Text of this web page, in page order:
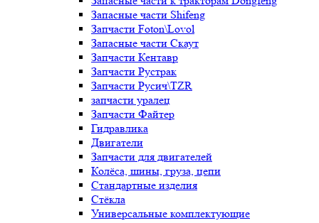
Запасные части Shifeng
Запчасти Foton\Lovol
Запасные части Скаут
Запчасти Кентавр
Запчасти Рустрак
Запчасти Русич\TZR
запчасти уралец
Запчасти Файтер
Гидравлика
Двигатели
Запчасти для двигателей
Колёса, шины, груза, цепи
Стандартные изделия
Стёкла
Универсальные комплектующие